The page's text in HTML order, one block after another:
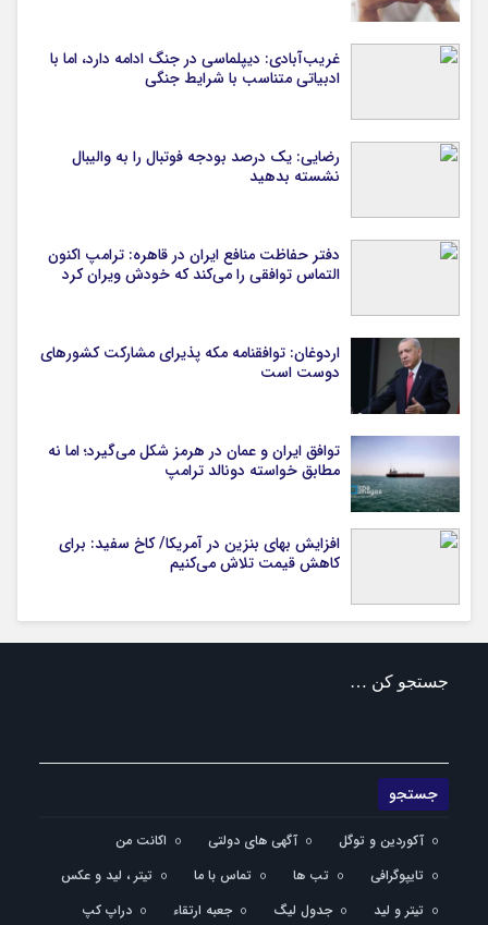
غریب‌آبادی: دیپلماسی در جنگ ادامه دارد، اما با
ادبیاتی متناسب با شرایط جنگی
رضایی: یک درصد بودجه فوتبال را به والیبال
نشسته بدهید
دفتر حفاظت منافع ایران در قاهره: ترامپ اکنون
التماس توافقی را می‌کند که خودش ویران کرد
اردوغان: توافقنامه مکه پذیرای مشارکت کشورهای
دوست است
توافق ایران و عمان در هرمز شکل می‌گیرد؛ اما نه
مطابق خواسته دونالد ترامپ
افزایش بهای بنزین در آمریکا/ کاخ سفید: برای
کاهش قیمت تلاش می‌کنیم
جستجو کن …
آکوردین و توگل آگهی های دولتی
اکانت من
تایپوگرافی
تب ها تماس با ما
تیتر ، لید و عکس
تیتر و لید
جدول لیگ جعبه ارتقاء دراپ کپ